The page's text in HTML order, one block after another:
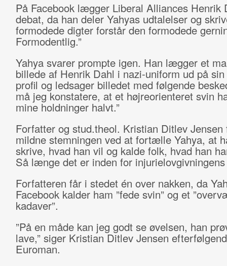
På Facebook lægger Liberal Alliances Henrik
debat, da han deler Yahyas udtalelser og
formodede digter forstår den formodede
Formodentlig.”
Yahya svarer prompte igen. Han lægger et
billede af Henrik Dahl i nazi-uniform ud på sin
profil og ledsager billedet med følgende
må jeg konstatere, at et højreorienteret svin
mine holdninger halvt.”
Forfatter og stud.theol. Kristian Ditlev Jensen
mildne stemningen ved at fortælle Yahya, at
skrive, hvad han vil og kalde folk, hvad han
Så længe det er inden for
Forfatteren får i stedet én over nakken, da
Facebook kalder ham ”fede svin” og et
kadaver”.
”På en måde kan jeg godt se øvelsen, han
lave,” siger Kristian Ditlev Jensen
Euroman.